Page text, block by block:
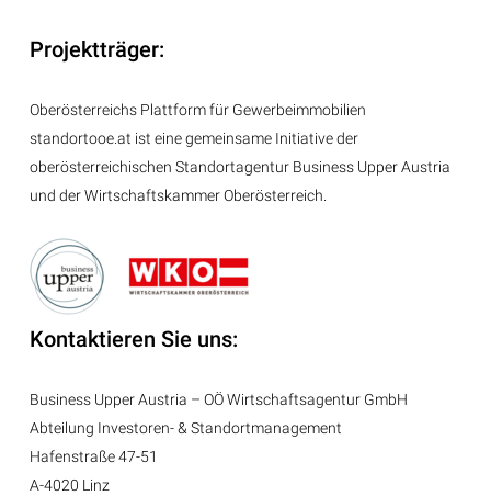
Projektträger:
Oberösterreichs Plattform für Gewerbeimmobilien
standortooe.at ist eine gemeinsame Initiative der
oberösterreichischen Standortagentur Business Upper Austria
und der Wirtschaftskammer Oberösterreich.
Kontaktieren Sie uns:
Business Upper Austria – OÖ Wirtschaftsagentur GmbH
Abteilung Investoren- & Standortmanagement
Hafenstraße 47-51
A-4020 Linz